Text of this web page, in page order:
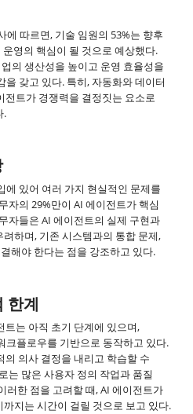
에 따르면, 기술 임원의 53%는 향후
영의 핵심이 될 것으로 예상했다.
의 생산성을 높이고 운영 효율성을
갖고 있다. 특히, 자동화와 데이터
전트가 경쟁력을 결정짓는 요소로
.
에 있어 여러 가지 현실적인 문제를
자의 29%만이 AI 에이전트가 핵심
자들은 AI 에이전트의 실제 구현과
하며, 기존 시스템과의 통합 문제,
해야 한다는 점을 강조하고 있다.
한계
트는 아직 초기 단계에 있으며,
크플로우를 기반으로 동작하고 있다.
의사 결정을 내리고 학습할 수
는 많은 사용자 정의 작업과 품질
러한 점을 고려할 때, AI 에이전트가
지는 시간이 걸릴 것으로 보고 있다.